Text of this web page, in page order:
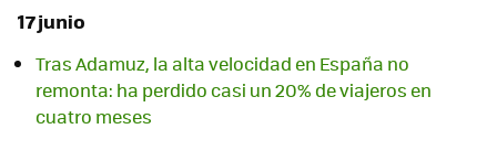
17 junio
Tras Adamuz, la alta velocidad en España no
remonta: ha perdido casi un 20% de viajeros en
cuatro meses